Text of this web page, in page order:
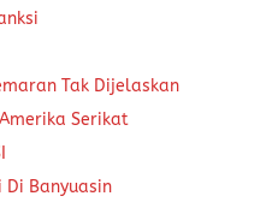
Tak Dijelaskan
Serikat
Banyuasin